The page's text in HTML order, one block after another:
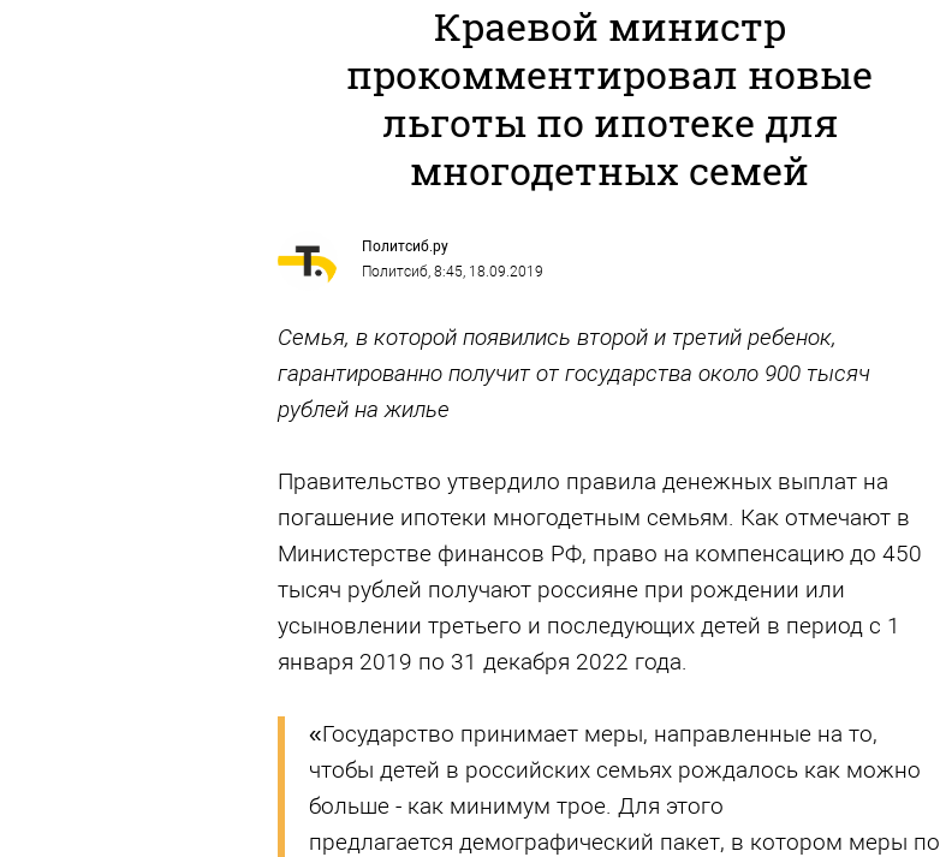
Краевой министр
прокомментировал новые
льготы по ипотеке для
многодетных семей
Политсиб.ру
Политсиб, 8:45, 18.09.2019
Семья, в которой появились второй и третий ребенок,
гарантированно получит от государства около 900 тысяч
рублей на жилье
Правительство утвердило правила денежных выплат на
погашение ипотеки многодетным семьям. Как отмечают в
Министерстве финансов РФ, право на компенсацию до 450
тысяч рублей получают россияне при рождении или
усыновлении третьего и последующих детей в период с 1
января 2019 по 31 декабря 2022 года.
«Государство принимает меры, направленные на то,
чтобы детей в российских семьях рождалось как можно
больше - как минимум трое. Для этого
предлагается демографический пакет, в котором меры по